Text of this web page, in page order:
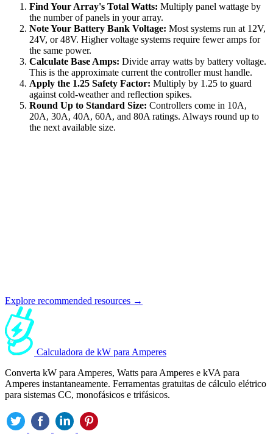
Find Your Array's Total Watts: Multiply panel wattage by
the number of panels in your array.
Note Your Battery Bank Voltage: Most systems run at 12V,
24V, or 48V. Higher voltage systems require fewer amps for
the same power.
Calculate Base Amps: Divide array watts by battery voltage.
This is the approximate current the controller must handle.
Apply the 1.25 Safety Factor: Multiply by 1.25 to guard
against cold-weather and reflection spikes.
Round Up to Standard Size: Controllers come in 10A,
20A, 30A, 40A, 60A, and 80A ratings. Always round up to
the next available size.
Explore recommended resources →
Calculadora de kW para Amperes
Converta kW para Amperes, Watts para Amperes e kVA para
Amperes instantaneamente. Ferramentas gratuitas de cálculo elétrico
para sistemas CC, monofásicos e trifásicos.